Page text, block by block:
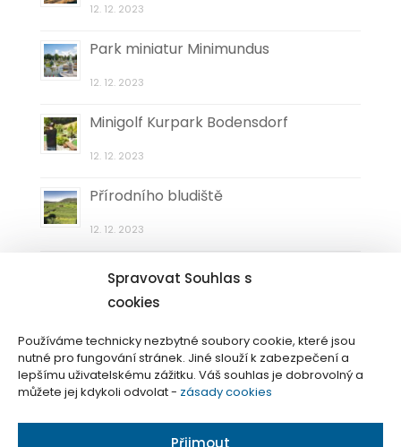
Spravovat Souhlas s
cookies
Používáme technicky nezbytné soubory cookie, které jsou
nutné pro fungování stránek. Jiné slouží k zabezpečení a
lepšímu uživatelskému zážitku. Váš souhlas je dobrovolný a
můžete jej kdykoli odvolat - zásady cookies
Přijmout
12. 12. 2023
Park miniatur Minimundus
12. 12. 2023
Minigolf Kurpark Bodensdorf
12. 12. 2023
Přírodního bludiště
12. 12. 2023
Muzeum zkamenělin a krystalů
Pörtschach